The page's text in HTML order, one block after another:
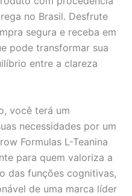
no Brasil. Desfrute
segura e receba em
pode transformar sua
entre a clareza
você terá um
necessidades por um
Formulas L-Teanina
para quem valoriza a
das funções cognitivas,
de uma marca líder